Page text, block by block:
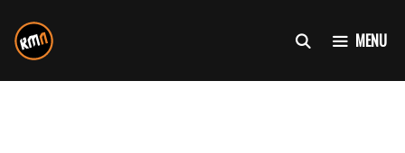
do
treści
MENU